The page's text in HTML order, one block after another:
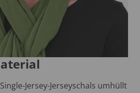
Jersey-Jerseyschals umhüllt